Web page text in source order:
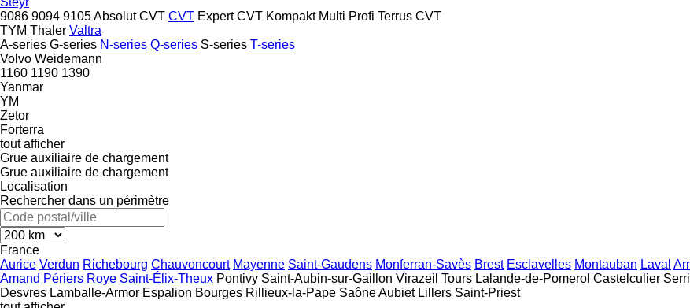
9086 9094 9105Absolut CVT CVT Expert CVT Kompakt Multi Profi Terrus CVT
TYM Thaler Valtra
A-series G-series N-series Q-series S-series T-series
Volvo Weidemann
1160 1190 1390
Yanmar
YM
Zetor
Forterra
tout afficher
Grue auxiliaire de chargement
Grue auxiliaire de chargement
Localisation
Rechercher dans un périmètre
France
Aurice Verdun Richebourg Chauvoncourt Mayenne Saint-Gaudens Monferran-Savès Brest Esclavelles Montauban Laval
Amand Périers Roye Saint-Élix-Theux Pontivy Saint-Aubin-sur-Gaillon Virazeil Tours Lalande-de-Pomerol Castelculier
Desvres Lamballe-Armor Espalion Bourges Rillieux-la-Pape SaôneAubiet Lillers Saint-Priest